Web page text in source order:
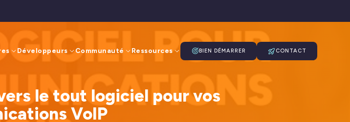
Développeurs Communauté Ressources BIEN DÉMARRER CONTACT
le tout logiciel pour vos
VoIP